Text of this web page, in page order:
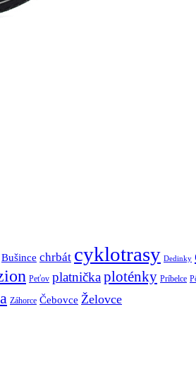
Bušince chrbát cyklotrasy Dedinky
Peťov platničkaploténky Príbelce
Záhorce Čebovce Želovce